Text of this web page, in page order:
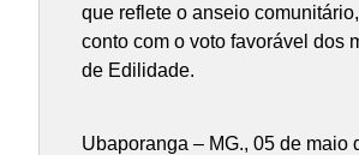
que reflete o anseio
conto com o voto favorável dos
de Edilidade.
Ubaporanga – MG., 05 de maio